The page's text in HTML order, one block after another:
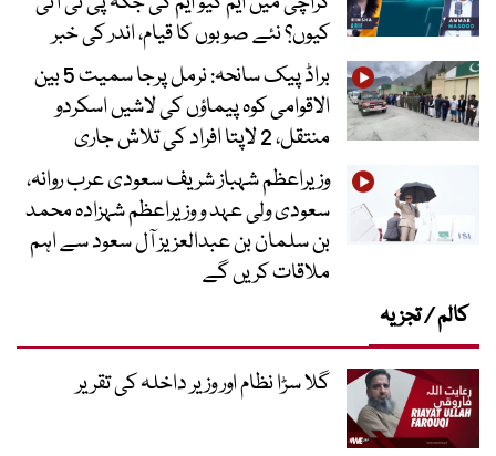
کیوں؟ نئے صوبوں کا قیام، اندر کی خبر
براڈ پیک سانحہ: نرمل پرجا سمیت 5 بین
الاقوامی کوہ پیماؤں کی لاشیں اسکردو
منتقل، 2 لاپتا افراد کی تلاش جاری
وزیراعظم شہباز شریف سعودی عرب روانہ،
سعودی ولی عہد و وزیراعظم شہزادہ محمد
بن سلمان بن عبدالعزیز آل سعود سے اہم
ملاقات کریں گے
کالم / تجزیہ
گلا سڑا نظام اور وزیر داخلہ کی تقریر